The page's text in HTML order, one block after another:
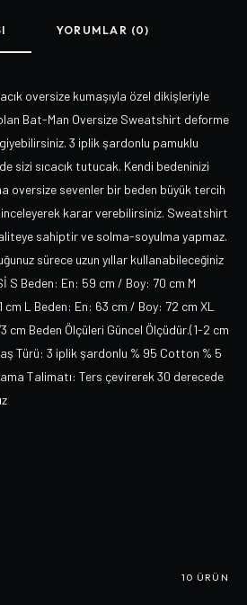
YORUMLAR (0)
oversize kumaşıyla özel dikişleriyle
Bat-Man Oversize Sweatshirt deforme
3 iplik şardonlu pamuklu
sizi sıcacık tutucak. Kendi bedeninizi
oversize sevenler bir beden büyük tercih
karar verebilirsiniz. Sweatshirt
sahiptir ve solma-soyulma yapmaz.
sürece uzun yıllar kullanabileceğiniz
S Beden: En: 59 cm / Boy: 70 cm M
cm L Beden: En: 63 cm / Boy: 72 cm XL
cm Beden Ölçüleri Güncel Ölçüdür.(1-2 cm
Türü: 3 iplik şardonlu % 95 Cotton % 5
Talimatı: Ters çevirerek 30 derecede
10 ÜRÜN